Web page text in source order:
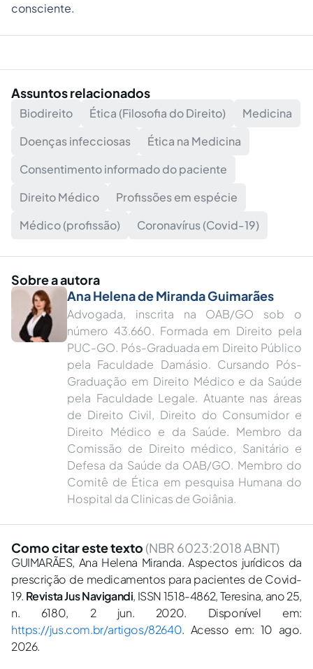
consciente.
Assuntos relacionados
Biodireito Ética (Filosofia do Direito)
Medicina
Doenças infecciosas
Ética na Medicina
Consentimento informado do paciente
Direito Médico
Profissões em espécie
Médico (profissão)
Coronavírus (Covid-19)
Sobre a autora
Ana Helena de Miranda Guimarães
Advogada, inscrita na OAB/GO sob o
número 43.660. Formada em Direito pela
PUC-GO. Pós-Graduada em Direito Público
pela Faculdade Damásio. Cursando Pós-
Graduação em Direito Médico e da Saúde
pela Faculdade Legale. Atuante nas áreas
de Direito Civil, Direito do Consumidor e
Direito Médico e da Saúde. Membro da
Comissão de Direito médico, Sanitário e
Defesa da Saúde da OAB/GO. Membro do
Comitê de Ética em pesquisa Humana do
Hospital da Clinicas de Goiânia.
Como citar este texto (NBR 6023:2018 ABNT)
GUIMARÃES, Ana Helena Miranda. Aspectos jurídicos da
prescrição de medicamentos para pacientes de Covid-
19. Revista Jus Navigandi, ISSN 1518-4862, Teresina, ano 25,
n. 6180, 2 jun. 2020. Disponível em:
https://jus.com.br/artigos/82640. Acesso em: 10 ago.
2026.